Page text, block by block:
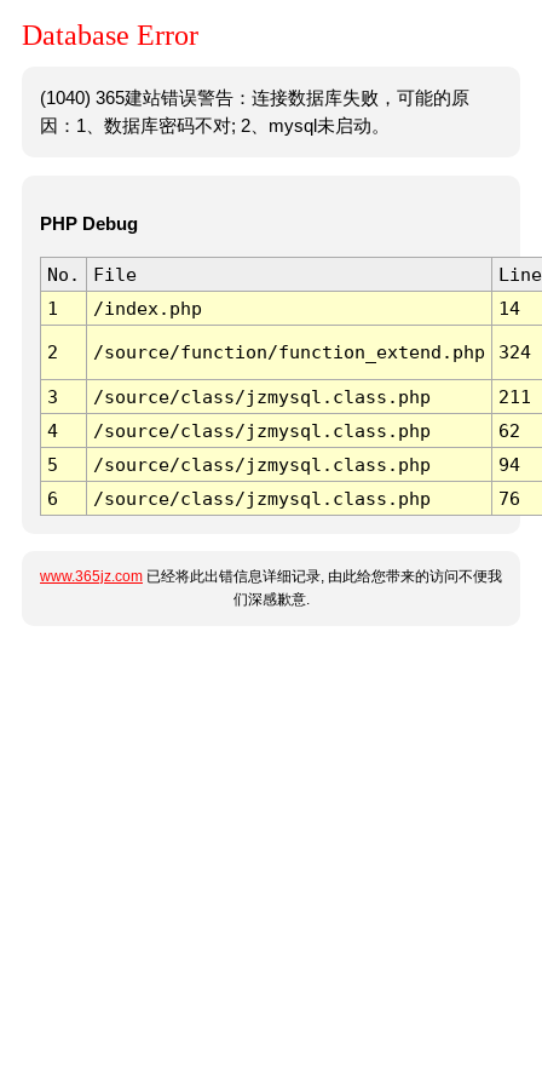
Database Error
(1040) 365建站错误警告：连接数据库失败，可能的原
因：1、数据库密码不对; 2、mysql未启动。
PHP Debug
No. File
Line
1
/index.php 14
2 /source/function/function_extend.php 324
3 /source/class/jzmysql.class.php
211
4
/source/class/jzmysql.class.php
62
5
/source/class/jzmysql.class.php
94
6
/source/class/jzmysql.class.php 76
www.365jz.com 已经将此出错信息详细记录, 由此给您带来的访问不便我
们深感歉意.